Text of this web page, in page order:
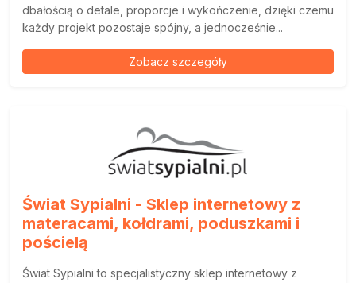
dbałością o detale, proporcje i wykończenie, dzięki czemu
każdy projekt pozostaje spójny, a jednocześnie...
Zobacz szczegóły
Świat Sypialni - Sklep internetowy z
materacami, kołdrami, poduszkami i
pościelą
Świat Sypialni to specjalistyczny sklep internetowy z